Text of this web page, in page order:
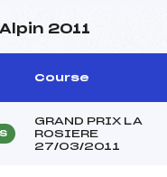
2011
Course
GRAND PRIX LA
ROSIERE
27/03/2011